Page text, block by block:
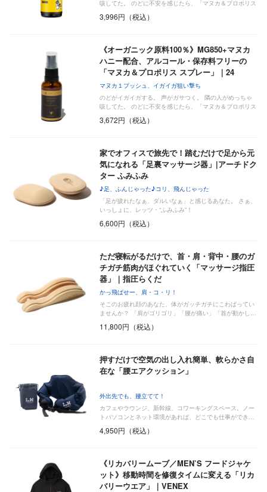
咳してた。 のどに不安を感じたら、「マヌカ＆プロポリス
3,996円（税込）
《オーガニック原料100％》MG850+マヌカ
ハニー配合、アルコール・保存料フリーの
「マヌカ＆プロポリス スプレー」｜24
ORGAN…
マヌカ１プッシュ、イガイガ狙い撃ち
のどがイガイガする。 声がガサつく。 隣の人がめっちゃ
咳してた。 のどに不安を感じたら、「マヌカ＆プロポリス
3,672円（税込）
家でオフィスで旅先で！踏むだけで足から元
気になれる「足裏マッサージ器」|アーチドク
ター ふみふみ
♪足、ふんじゃった♪コリ、飛んじゃった
「足が疲れたなぁ、ダルいなぁ」と感じるあなた。 さぁ、
いっしょに、レッツ・“ふみふみ”！
6,600円（税込）
ただ寝転がるだけで、首・肩・背中・腰のガ
チガチ筋肉がほぐれていく「マッサージ指圧
器」｜指圧らくだ
かっ飛ばせー、肩・コ・リ！
そこのお疲れ顔のあなた、体がガッチガチにこわばってい
ませんか？ 「肩がゴリゴリ」「腰が痛い」「首が動かし…
11,800円（税込）
押すだけで空気の出し入れ簡単、軟らかさ自
在な「腰エアクッション」
外出先でも、腰立てて！
カフェやラウンジ、新幹線、コワーキングスペース。ノー
トパソコンとネット環境があれば、どこでも仕事ができ…
4,950円（税込）
《リカバリームーブ／MEN’S フードジャケ
ット》移動時間を修復タイムに変える「リカ
バリーウエア」｜VENEX